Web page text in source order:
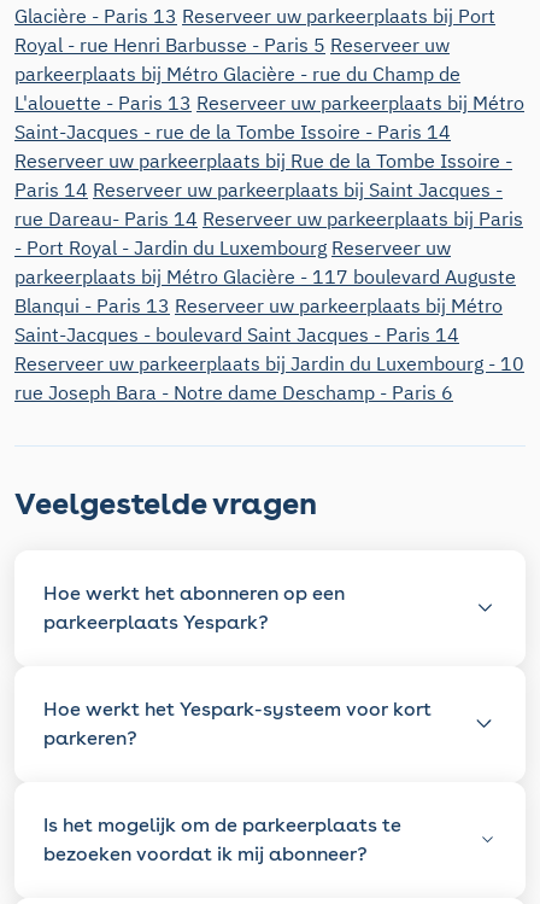
Glacière - Paris 13 Reserveer uw parkeerplaats bij Port
Royal - rue Henri Barbusse - Paris 5 Reserveer uw
parkeerplaats bij Métro Glacière - rue du Champ de
L'alouette - Paris 13 Reserveer uw parkeerplaats bij Métro
Saint-Jacques - rue de la Tombe Issoire - Paris 14
Reserveer uw parkeerplaats bij Rue de la Tombe Issoire -
Paris 14 Reserveer uw parkeerplaats bij Saint Jacques -
rue Dareau- Paris 14 Reserveer uw parkeerplaats bij Paris
- Port Royal - Jardin du Luxembourg Reserveer uw
parkeerplaats bij Métro Glacière - 117 boulevard Auguste
Blanqui - Paris 13 Reserveer uw parkeerplaats bij Métro
Saint-Jacques - boulevard Saint Jacques - Paris 14
Reserveer uw parkeerplaats bij Jardin du Luxembourg - 10
rue Joseph Bara - Notre dame Deschamp - Paris 6
Veelgestelde vragen
Hoe werkt het abonneren op een
parkeerplaats Yespark?
Hoe werkt het Yespark-systeem voor kort
parkeren?
Is het mogelijk om de parkeerplaats te
bezoeken voordat ik mij abonneer?